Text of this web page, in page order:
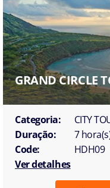
GRAND CIRCLE
Categoria:
CITY
Duração:
7
Code:
HDH09
Ver detalhes